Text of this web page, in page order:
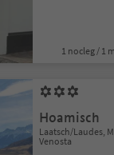
1 nocleg / 1
Hoamisch
Laatsch/Laudes,
Venosta